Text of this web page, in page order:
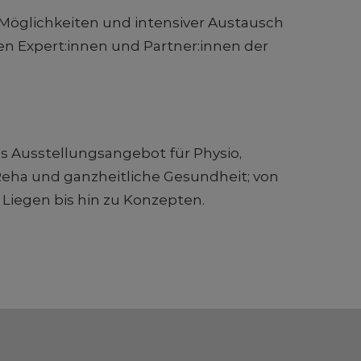
und intensiver Austausch
Expert:innen und Partner:innen der
Ausstellungsangebot für Physio,
und ganzheitliche Gesundheit; von
bis hin zu Konzepten.